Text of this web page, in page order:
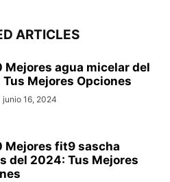
ARTICLES
Mejores agua micelar del
Mejores Opciones
junio 16, 2024
Mejores fit9 sascha
del 2024: Tus Mejores